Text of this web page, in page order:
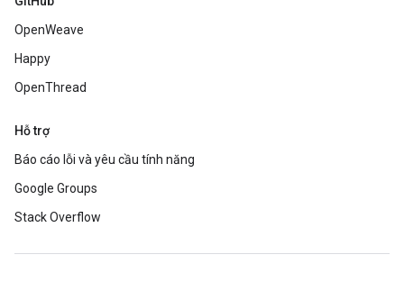
OpenWeave
Happy
OpenThread
Hỗ trợ
Báo cáo lỗi và yêu cầu tính năng
Google Groups
Stack Overflow